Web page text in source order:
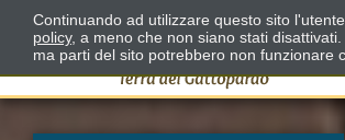
Continuando ad utilizzare questo sito
policy, a meno che non siano stati
ma parti del sito potrebbero non funzionare